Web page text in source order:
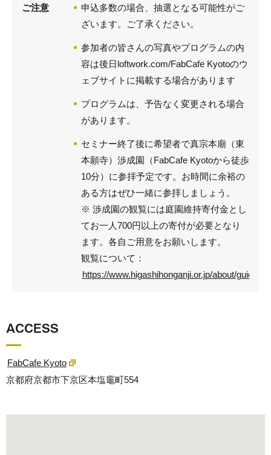
ご注意
申込多数の場合、抽選となる可能性がご
ざいます。ご了承ください。
参加者の皆さんの写真やプログラムの内
容は後日loftwork.com/FabCafe Kyotoのウ
ェブサイトに掲載する場合があります
プログラムは、予告なく変更される場合
があります。
セミナー終了後に希望者で真宗本廟（東
本願寺）渉成園（FabCafe Kyotoから徒歩
10分）に参拝予定です。お時間に余裕の
ある方はぜひ一緒に参拝しましょう。
※ 渉成園の観覧には庭園維持寄付金とし
てお一人700円以上の寄付が必要となり
ます。各自ご用意をお願いします。
観覧について：
https://www.higashihonganji.or.jp/about/guide/
ACCESS
FabCafe Kyoto
京都府京都市下京区本塩竈町554